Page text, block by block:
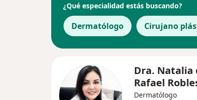
¿Qué especialidad estás buscando?
Dermatólogo Cirujano
Dra. Natalia
Rafael
Dermatólogo